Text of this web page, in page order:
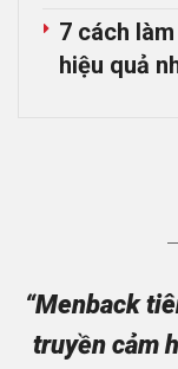
7 cách
hiệu quả
“Menback
truyền cảm